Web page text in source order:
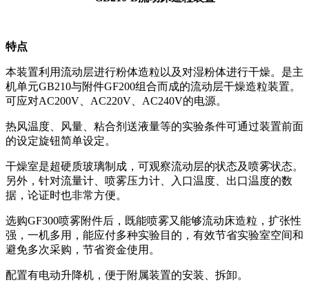
特点
本装置利用流动层进行粉体造粒以及对湿粉体进行干燥。是主
机单元GB210与附件GF200组合而成的流动层干燥造粒装置。
可应对AC200V AC220V AC240V的电源。
热风温度、风量、粘合剂送液量等的实验条件可通过装置前面
的设定旋钮简单设定。
干燥室是超硬质玻璃制成，可观察流动层的状态及喷雾状态。
另外，针对流量计、喷雾压力计、入口温度、出口温度的数
据，论证时也非常方便。
选购GF300喷雾附件后，既能喷雾又能够流动床造粒，扩张性
强，一机多用，能应付多种实验目的，有效节省实验室空间和
避免多次采购，节省资金使用。
配置有电动升降机，便于附属装置的安装、拆卸。